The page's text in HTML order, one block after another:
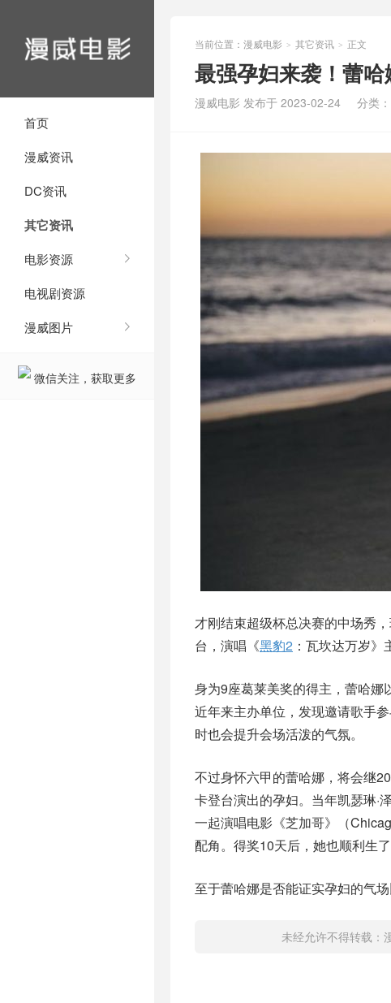
首页
漫威资讯
DC资讯
其它资讯
电影资源
电视剧资源
漫威图片
微信关注，获取更多
当前位置： 漫威电影 > 其它资讯 > 正文
最强孕妇来袭！蕾
漫威电影 发布于 2023-02-24 分类：
才刚结束超级杯总决赛的中场秀
台，演唱《黑豹2 ：瓦坎达万岁》
身为9座葛莱美奖的得主，蕾哈娜
近年来主办单位，发现邀请歌手
时也会提升会场活泼的气氛。
不过身怀六甲的蕾哈娜，将会继
卡登台演出的孕妇。当年凯瑟琳·
一起演唱电影《芝加哥》（
配角。得奖10天后，她也顺利生了
至于蕾哈娜是否能证实孕妇的气
未经允许不得转载：